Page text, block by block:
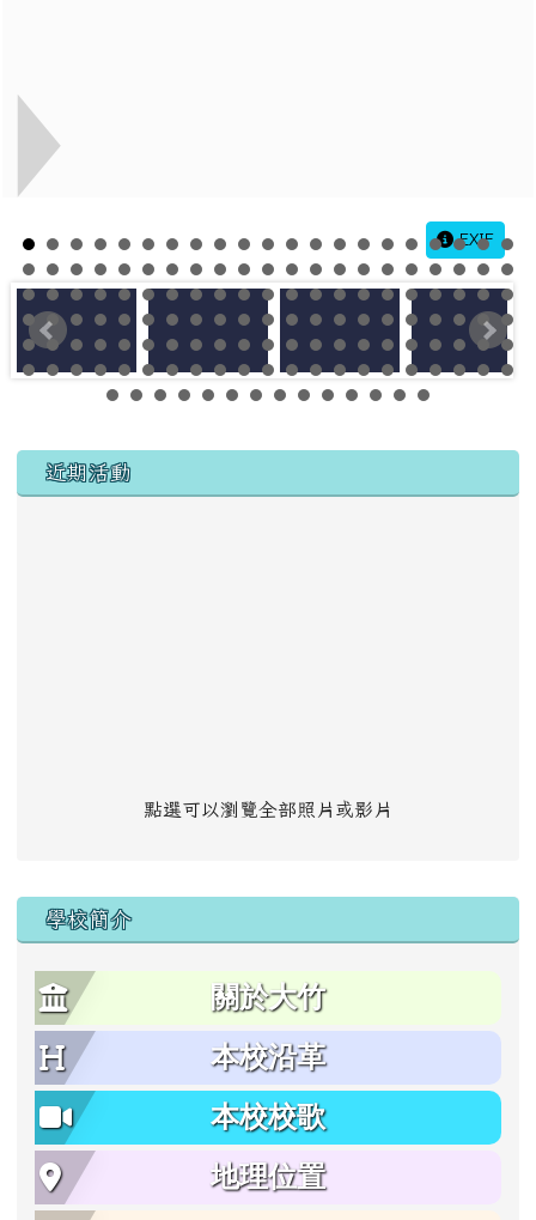
EXIF
左邊區域內容
近期活動
點選可以瀏覽全部照片或影片
學校簡介
關於大竹
本校沿革
本校校歌
地理位置